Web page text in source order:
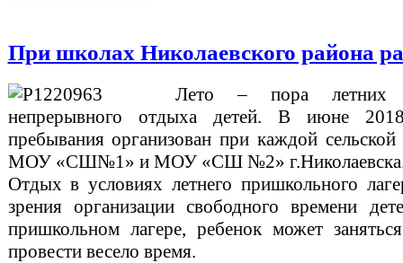
При школах Николаевского района
Лето – пора летних
непрерывного отдыха детей. В июне
пребывания организован при каждой
МОУ «СШ№1» и МОУ «СШ №2»
Отдых в условиях летнего пришкольного
зрения организации свободного времени
пришкольном лагере, ребенок может
провести весело время.